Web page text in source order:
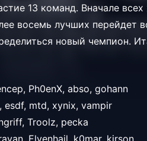
13 команд. Вначале
восемь лучших перейдет
новый чемпион.
Ph0enX, abso, gohann
esdf, mtd, xynix, vampir
Troolz, pecka